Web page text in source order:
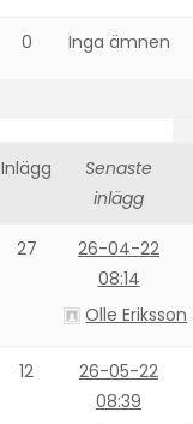
0 Inga ämnen
Inlägg
Senaste
inlägg
27
26-04-22
08:14
Olle Eriksson
12
26-05-22
08:39